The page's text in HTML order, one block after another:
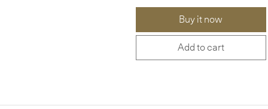
Buy it now
Add to cart